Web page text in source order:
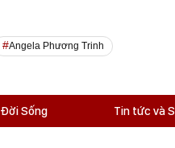
Angela Phương Trinh
Đời Sống Tin tức và